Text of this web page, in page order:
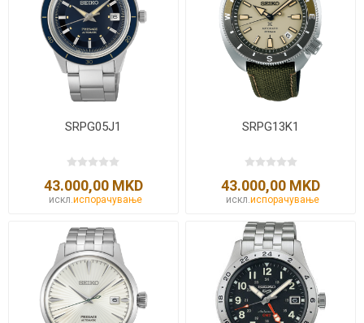
SRPG05J1
43.000,00 MKD
искл. испорачување
SRPG13K1
43.000,00 MKD
искл.испорачување